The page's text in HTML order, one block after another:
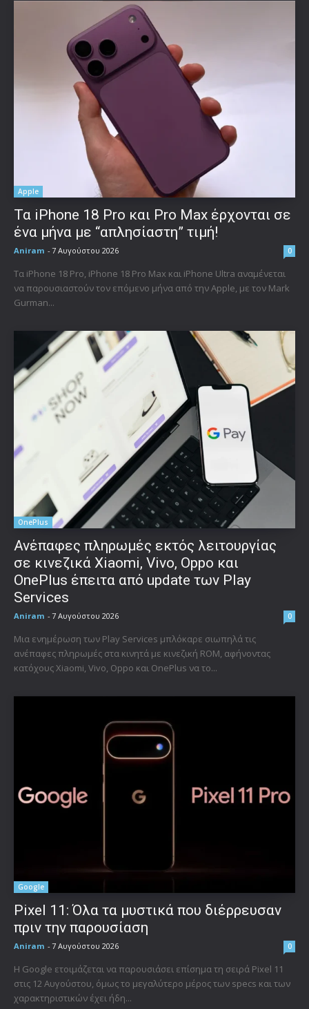
Apple
Τα iPhone 18 Pro και Pro Max έρχονται σε
ένα μήνα με “απλησίαστη” τιμή!
Aniram - 7 Αυγούστου 2026 0
Τα iPhone 18 Pro, iPhone 18 Pro Max και iPhone Ultra αναμένεται
να παρουσιαστούν τον επόμενο μήνα από την Apple, με τον Mark
Gurman...
OnePlus
Ανέπαφες πληρωμές εκτός λειτουργίας
σε κινεζικά Xiaomi, Vivo, Oppo και
OnePlus έπειτα από update των Play
Services
Aniram - 7 Αυγούστου 2026 0
Μια ενημέρωση των Play Services μπλόκαρε σιωπηλά τις
ανέπαφες πληρωμές στα κινητά με κινεζική ROM, αφήνοντας
κατόχους Xiaomi, Vivo, Oppo και OnePlus να το...
Google
Pixel 11: Όλα τα μυστικά που διέρρευσαν
πριν την παρουσίαση
Aniram - 7 Αυγούστου 2026 0
Η Google ετοιμάζεται να παρουσιάσει επίσημα τη σειρά Pixel 11
στις 12 Αυγούστου, όμως το μεγαλύτερο μέρος των specs και των
χαρακτηριστικών έχει ήδη...